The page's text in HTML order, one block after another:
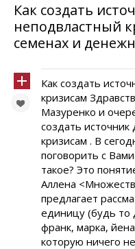
Как создать
неподвластный
семенах и
Как создать
кризисам
Мазуренко и
создать
кризисам . В
поговорить с
такое? Это
Аллена
предлагает
единицу (будь то
франк, марка,
которую ничего